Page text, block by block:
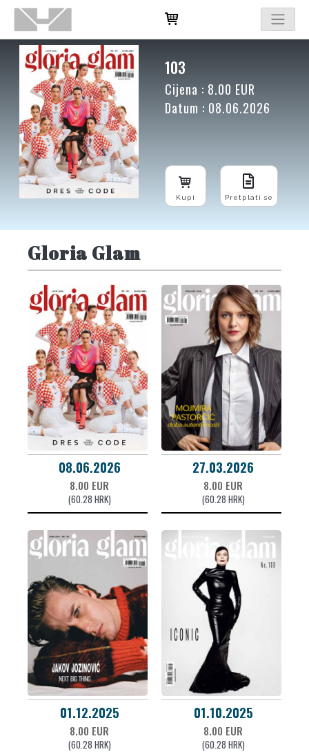
103
Cijena : 8.00 EUR
Datum : 08.06.2026
Kupi Pretplati se
Gloria Glam
08.06.2026
8.00 EUR
(60.28 HRK)
27.03.2026
8.00 EUR
(60.28 HRK)
01.12.2025
8.00 EUR
(60.28 HRK)
01.10.2025
8.00 EUR
(60.28 HRK)